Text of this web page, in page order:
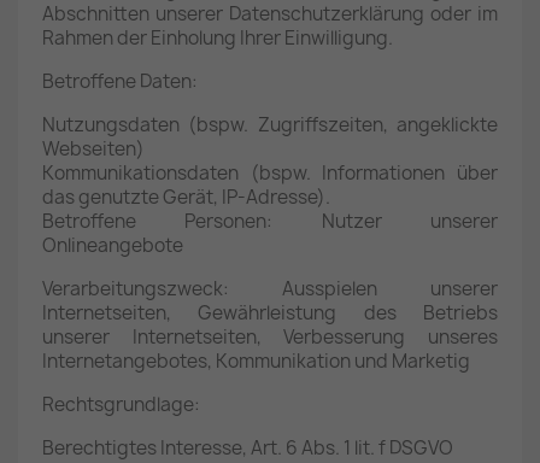
Abschnitten unserer Datenschutzerklärung oder im
Rahmen der Einholung Ihrer Einwilligung.
Betroffene Daten:
Nutzungsdaten (bspw. Zugriffszeiten, angeklickte
Webseiten)
Kommunikationsdaten (bspw. Informationen über
das genutzte Gerät, IP-Adresse).
Betroffene Personen: Nutzer unserer
Onlineangebote
Verarbeitungszweck: Ausspielen unserer
Internetseiten, Gewährleistung des Betriebs
unserer Internetseiten, Verbesserung unseres
Internetangebotes, Kommunikation und Marketig
Rechtsgrundlage:
Berechtigtes Interesse, Art. 6 Abs. 1 lit. f DSGVO